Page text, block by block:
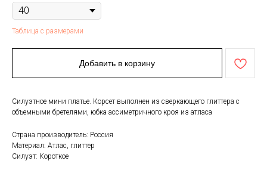
Таблица с размерами
Добавить в корзину
Силуэтное мини платье. Корсет выполнен из сверкающего глиттера с
объемными бретелями, юбка ассиметричного кроя из атласа
Страна производитель: Россия
Материал: Атлас, глиттер
Силуэт: Короткое